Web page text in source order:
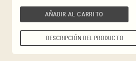
AÑADIR AL CARRITO
DESCRIPCIÓN DEL PRODUCTO